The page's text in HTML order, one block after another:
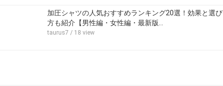
加圧シャツの人気おすすめランキング20選！効果と選び
方も紹介【男性編・女性編・最新版…
taurus7 / 18 view